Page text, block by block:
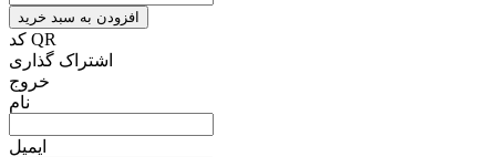
افزودن به سبد خرید
کد QR
اشتراک گذاری
خروج
نام
ایمیل